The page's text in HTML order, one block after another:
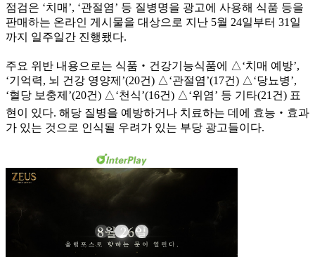
점검은 ‘치매’, ‘관절염’ 등 질병명을 광고에 사용해 식품 등을
판매하는 온라인 게시물을 대상으로 지난 5월 24일부터 31일
까지 일주일간 진행됐다.
주요 위반 내용으로는 식품‧건강기능식품에 △‘치매 예방’,
‘기억력, 뇌 건강 영양제’(20건) △‘관절염’(17건) △‘당뇨병’,
‘혈당 보충제’(20건) △‘천식’(16건) △‘위염’ 등 기타(21건) 표
현이 있다. 해당 질병을 예방하거나 치료하는 데에 효능‧효과
가 있는 것으로 인식될 우려가 있는 부당 광고들이다.